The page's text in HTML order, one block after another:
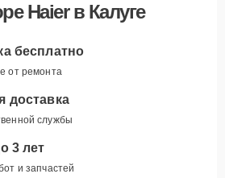
Haier в Калуге
бесплатно
от ремонта
доставка
службы
3 лет
и запчастей